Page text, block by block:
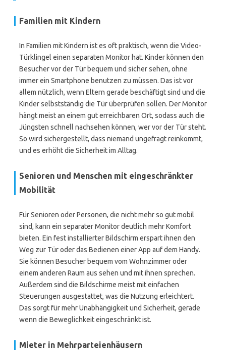
Familien mit Kindern
In Familien mit Kindern ist es oft praktisch, wenn die Video-
Türklingel einen separaten Monitor hat. Kinder können den
Besucher vor der Tür bequem und sicher sehen, ohne
immer ein Smartphone benutzen zu müssen. Das ist vor
allem nützlich, wenn Eltern gerade beschäftigt sind und die
Kinder selbstständig die Tür überprüfen sollen. Der Monitor
hängt meist an einem gut erreichbaren Ort, sodass auch die
Jüngsten schnell nachsehen können, wer vor der Tür steht.
So wird sichergestellt, dass niemand ungefragt reinkommt,
und es erhöht die Sicherheit im Alltag.
Senioren und Menschen mit eingeschränkter
Mobilität
Für Senioren oder Personen, die nicht mehr so gut mobil
sind, kann ein separater Monitor deutlich mehr Komfort
bieten. Ein fest installierter Bildschirm erspart ihnen den
Weg zur Tür oder das Bedienen einer App auf dem Handy.
Sie können Besucher bequem vom Wohnzimmer oder
einem anderen Raum aus sehen und mit ihnen sprechen.
Außerdem sind die Bildschirme meist mit einfachen
Steuerungen ausgestattet, was die Nutzung erleichtert.
Das sorgt für mehr Unabhängigkeit und Sicherheit, gerade
wenn die Beweglichkeit eingeschränkt ist.
Mieter in Mehrparteienhäusern